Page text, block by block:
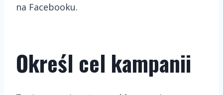
na Facebooku.
Określ cel kampanii